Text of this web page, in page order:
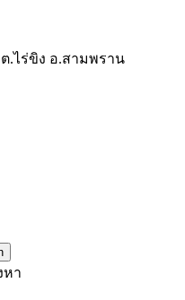
.ไร่ขิง อ.สามพราน
หา